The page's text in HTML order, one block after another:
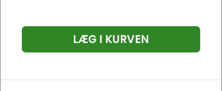
LÆG I KURVEN